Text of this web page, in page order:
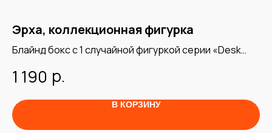
Эрха, коллекционная фигурка
Блайнд бокс с 1 случайной фигуркой серии «Desk
1 190 р.
В КОРЗИНУ